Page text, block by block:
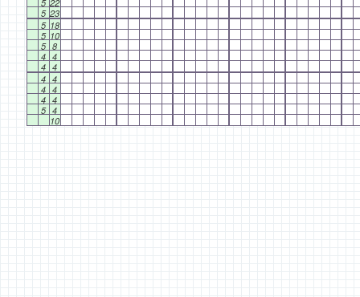
5 22
5 23
5 18
5 10
5 8
4 4
4 4
4 4
4 4
4 4
5 4
10